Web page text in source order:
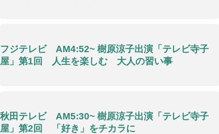
フジテレビ AM4:52~ 樹原涼子出演「テレビ寺子
屋」第1回 人生を楽しむ 大人の習い事
秋田テレビ AM5:30~ 樹原涼子出演「テレビ寺子
屋」第2回 「好き」をチカラに